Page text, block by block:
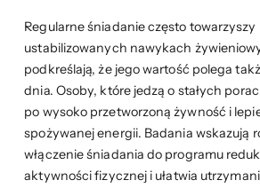
Regularne śniadanie często towarzyszy
ustabilizowanych nawykach
podkreślają, że jego wartość polega
dnia. Osoby, które jedzą o stałych
po wysoko przetworzoną żywność i
spożywanej energii. Badania wskazują
włączenie śniadania do programu
aktywności fizycznej i ułatwia